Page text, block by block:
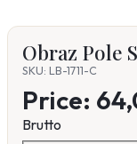
Obraz Pole
SKU: LB-1711-C
Price:
Brutto